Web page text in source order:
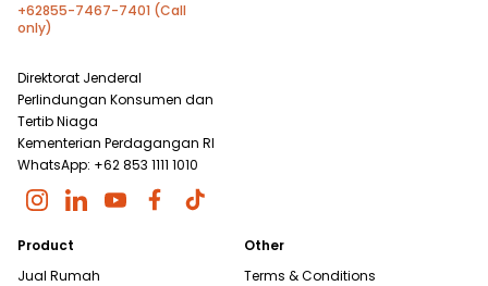
+62855-7467-7401 (Call
only)
Direktorat Jenderal
Perlindungan Konsumen dan
Tertib Niaga
Kementerian Perdagangan RI
WhatsApp: +62 853 1111 1010
Product
Jual Rumah
Other
Terms & Conditions